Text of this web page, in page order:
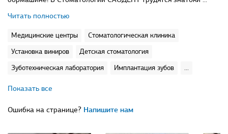
Читать полностью
Медицинские центры
Стоматологическая клиника
Установка виниров
Детская стоматология
Зуботехническая лаборатория
Имплантация зубов ...
Показать все
Ошибка на странице? Напишите нам